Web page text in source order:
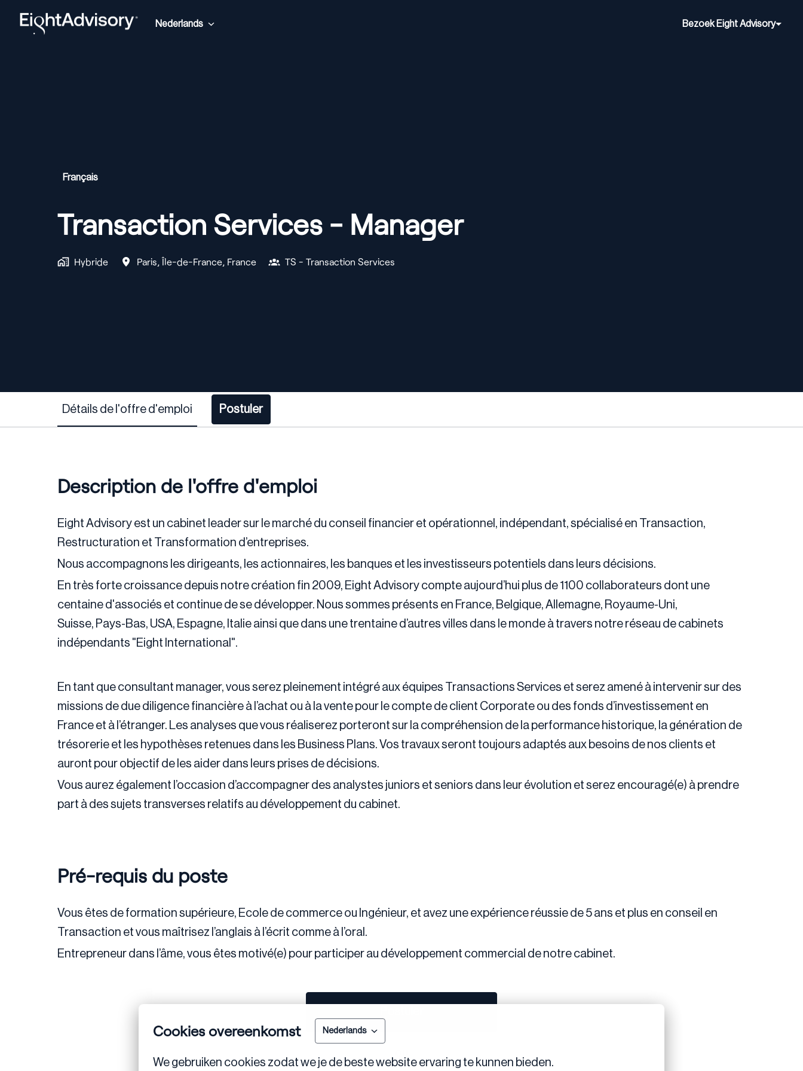
Cookies overeenkomst Nederlands
We gebruiken cookies zodat we je de beste website ervaring te kunnen bieden.
Homepagina
Nederlands Bezoek Eight Advisory
Français
Transaction Services - Manager
Hybride Paris, Île-de-France, France TS - Transaction Services
Détails de l'offre d'emploi Postuler
Description de l'offre d'emploi
Eight Advisory est un cabinet leader sur le marché du conseil financier et opérationnel, indépendant, spécialisé en Transaction,
Restructuration et Transformation d’entreprises.
Nous accompagnons les dirigeants, les actionnaires, les banques et les investisseurs potentiels dans leurs décisions.
En très forte croissance depuis notre création fin 2009, Eight Advisory compte aujourd’hui plus de 1100 collaborateurs dont une
centaine d'associés et continue de se développer. Nous sommes présents en France, Belgique, Allemagne, Royaume-Uni,
Suisse, Pays-Bas, USA, Espagne, Italie ainsi que dans une trentaine d’autres villes dans le monde à travers notre réseau de cabinets
indépendants "Eight International".
En tant que consultant manager, vous serez pleinement intégré aux équipes Transactions Services et serez amené à intervenir sur des
missions de due diligence financière à l’achat ou à la vente pour le compte de client Corporate ou des fonds d’investissement en
France et à l’étranger. Les analyses que vous réaliserez porteront sur la compréhension de la performance historique, la génération de
trésorerie et les hypothèses retenues dans les Business Plans. Vos travaux seront toujours adaptés aux besoins de nos clients et
auront pour objectif de les aider dans leurs prises de décisions.
Vous aurez également l’occasion d’accompagner des analystes juniors et seniors dans leur évolution et serez encouragé(e) à prendre
part à des sujets transverses relatifs au développement du cabinet.
Pré-requis du poste
Vous êtes de formation supérieure, Ecole de commerce ou Ingénieur, et avez une expérience réussie de 5 ans et plus en conseil en
Transaction et vous maîtrisez l’anglais à l’écrit comme à l’oral.
Entrepreneur dans l’âme, vous êtes motivé(e) pour participer au développement commercial de notre cabinet.